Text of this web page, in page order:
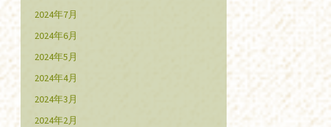
2024年7月
2024年6月
2024年5月
2024年4月
2024年3月
2024年2月